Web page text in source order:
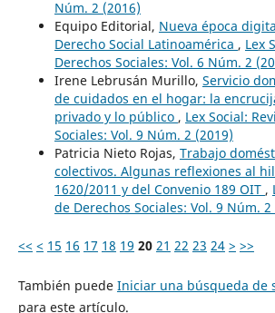
Núm. 2 (2016)
Equipo Editorial, Nueva época
Derecho Social Latinoamérica , Lex
Derechos Sociales: Vol. 6 Núm. 2
Irene Lebrusán Murillo, Servicio
de cuidados en el hogar: la
privado y lo público , Lex Social:
Sociales: Vol. 9 Núm. 2 (2019)
Patricia Nieto Rojas, Trabajo
colectivos. Algunas reflexiones al
1620/2011 y del Convenio 189 OIT ,
de Derechos Sociales: Vol. 9 Núm. 2
<< < 15 16 17 18 19 20 21 22 23 24 > >>
También puede Iniciar una búsqueda de
para este artículo.